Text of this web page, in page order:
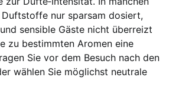
Duftstoffe nur sparsam dosiert,
sensible Gäste nicht überreizt
zu bestimmten Aromen eine
Sie vor dem Besuch nach den
wählen Sie möglichst neutrale